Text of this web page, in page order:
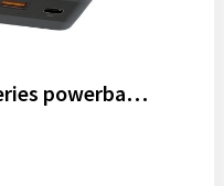
Xtorm FS5271 Fuel Series powerbank 27.000 mAh 67 W